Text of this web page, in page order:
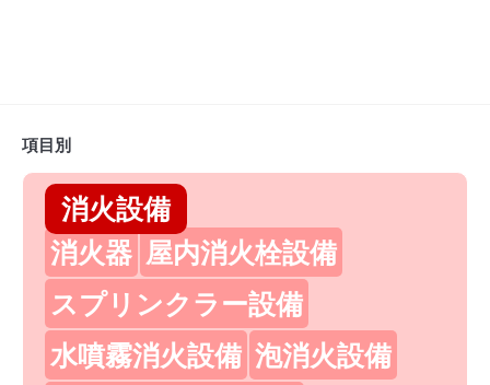
項目別
消火設備
消火器 屋内消火栓設備
スプリンクラー設備
水噴霧消火設備 泡消火設備